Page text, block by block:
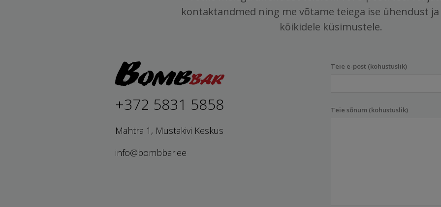
kontaktandmed ning me võtame teiega ise ühendust ja
kõikidele küsimustele.
+372 5831 5858
Mahtra 1, Mustakivi Keskus
info@bombbar.ee
Teie e-post (kohustuslik)
Teie sõnum (kohustuslik)